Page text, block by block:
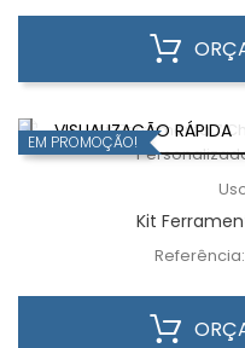
VISUALIZAÇÃO RÁPIDA
EM PROMOÇÃO!
Kit
Referência: